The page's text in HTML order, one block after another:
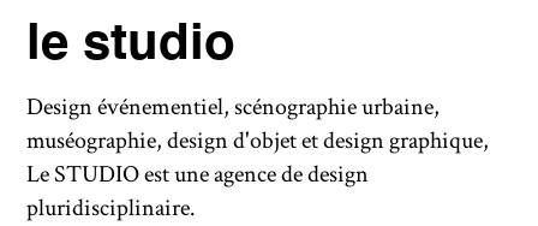
le studio
Design événementiel, scénographie urbaine,
muséographie, design d'objet et design graphique,
Le STUDIO est une agence de design
pluridisciplinaire.